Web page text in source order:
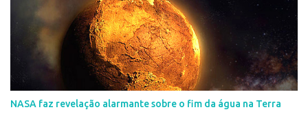
NASA faz revelação alarmante sobre o fim da água na Terra